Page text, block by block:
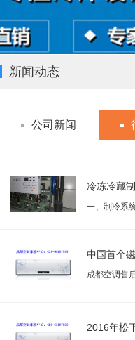
新闻动态
公司新闻
冷冻冷藏
一、制冷系
中国首个
成都空调售
2016年松